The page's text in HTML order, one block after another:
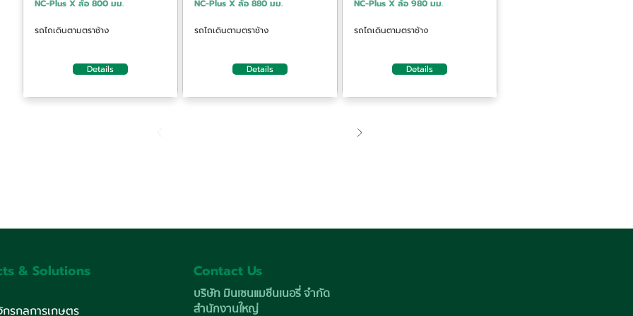
NC-Plus X ล้อ 800 มม.
รถไถเดินตามตราช้าง
Details
NC-Plus X ล้อ 880 มม.
รถไถเดินตามตราช้าง
Details
NC-Plus X ล้อ 980 มม.
รถไถเดินตามตราช้าง
Details
& Solutions
กรกลการเกษตร
Contact Us
บริษัท มินเซนแมชีนเนอรี่ จำกัด
สำนักงานใหญ่